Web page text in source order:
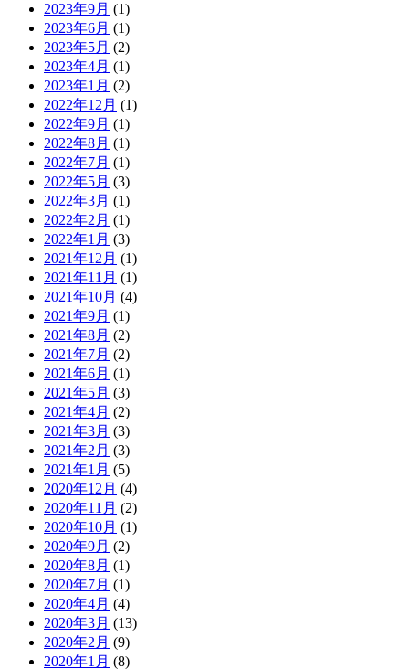
2023年9月 (1)
2023年6月 (1)
2023年5月 (2)
2023年4月 (1)
2023年1月 (2)
2022年12月 (1)
2022年9月 (1)
2022年8月 (1)
2022年7月 (1)
2022年5月 (3)
2022年3月 (1)
2022年2月 (1)
2022年1月 (3)
2021年12月 (1)
2021年11月 (1)
2021年10月 (4)
2021年9月 (1)
2021年8月 (2)
2021年7月 (2)
2021年6月 (1)
2021年5月 (3)
2021年4月 (2)
2021年3月 (3)
2021年2月 (3)
2021年1月 (5)
2020年12月 (4)
2020年11月 (2)
2020年10月 (1)
2020年9月 (2)
2020年8月 (1)
2020年7月 (1)
2020年4月 (4)
2020年3月 (13)
2020年2月 (9)
2020年1月 (8)